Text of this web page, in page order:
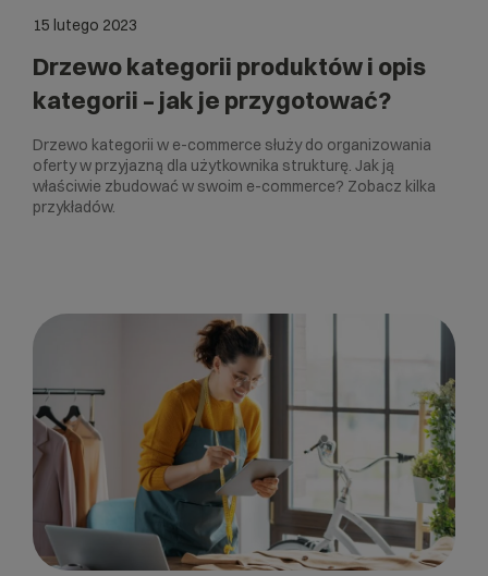
15 lutego 2023
Drzewo kategorii produktów i opis
kategorii – jak je przygotować?
Drzewo kategorii w e-commerce służy do organizowania
oferty w przyjazną dla użytkownika strukturę. Jak ją
właściwie zbudować w swoim e-commerce? Zobacz kilka
przykładów.